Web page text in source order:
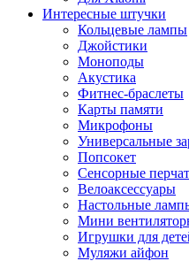
Интересные штучки
Кольцевые лампы
Джойстики
Моноподы
Акустика
Фитнес-браслеты
Карты памяти
Микрофоны
Универсальные
Попсокет
Сенсорные
Велоаксессуары
Настольные
Мини
Игрушки для
Муляжи айфон